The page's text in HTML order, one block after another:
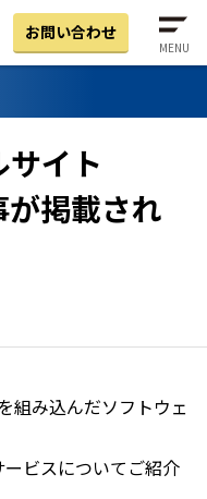
お問い合わせ
MENU
イト
が掲載され
組み込んだソフトウェ
ビスについてご紹介